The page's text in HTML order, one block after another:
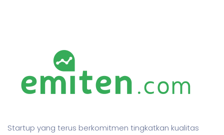
Startup yang terus berkomitmen tingkatkan kualitas